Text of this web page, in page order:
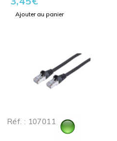
Ajouter au panier
Réf. : 107011